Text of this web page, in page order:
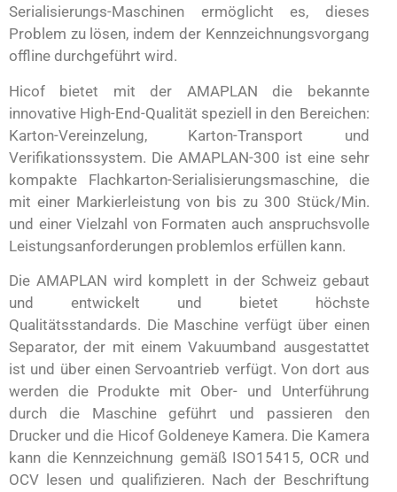
Serialisierungs-Maschinen ermöglicht es, dieses
Problem zu lösen, indem der Kennzeichnungsvorgang
offline durchgeführt wird.
Hicof bietet mit der AMAPLAN die bekannte
innovative High-End-Qualität speziell in den Bereichen:
Karton-Vereinzelung, Karton-Transport und
Verifikationssystem. Die AMAPLAN-300 ist eine sehr
kompakte Flachkarton-Serialisierungsmaschine, die
mit einer Markierleistung von bis zu 300 Stück/Min.
und einer Vielzahl von Formaten auch anspruchsvolle
Leistungsanforderungen problemlos erfüllen kann.
Die AMAPLAN wird komplett in der Schweiz gebaut
und entwickelt und bietet höchste
Qualitätsstandards. Die Maschine verfügt über einen
Separator, der mit einem Vakuumband ausgestattet
ist und über einen Servoantrieb verfügt. Von dort aus
werden die Produkte mit Ober- und Unterführung
durch die Maschine geführt und passieren den
Drucker und die Hicof Goldeneye Kamera. Die Kamera
kann die Kennzeichnung gemäß ISO15415, OCR und
OCV lesen und qualifizieren. Nach der Beschriftung